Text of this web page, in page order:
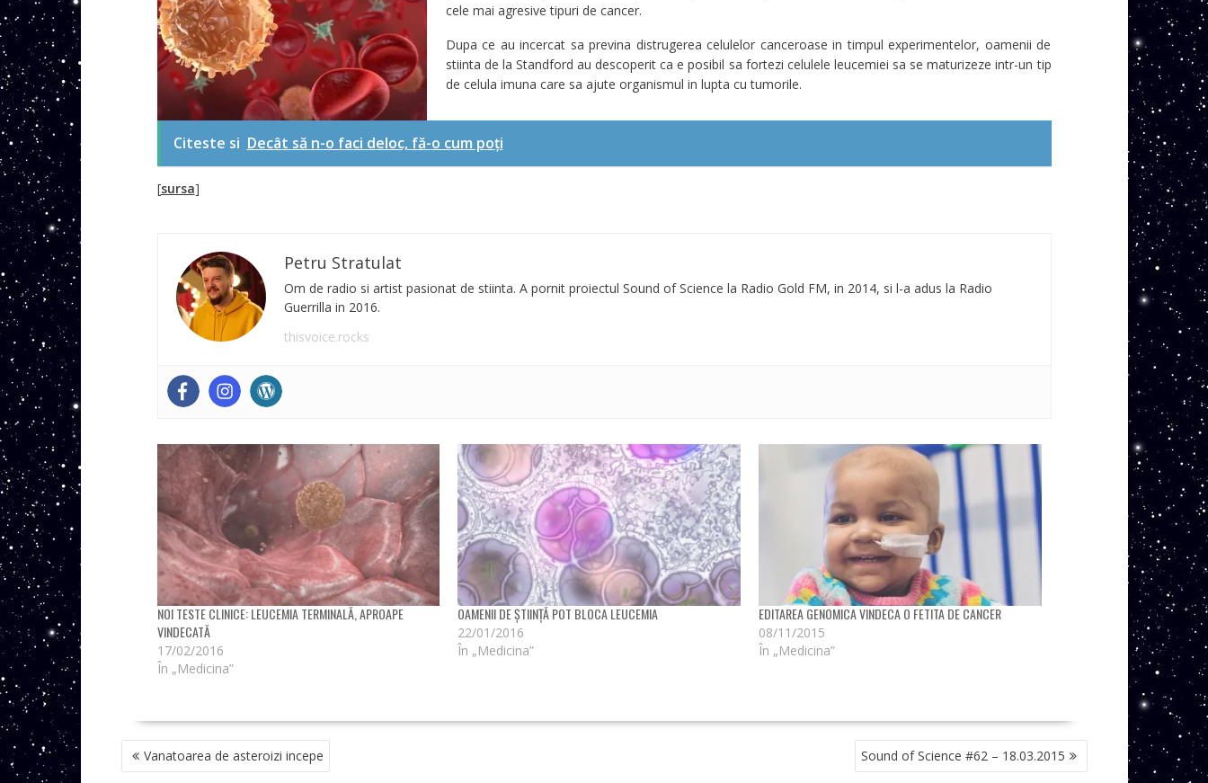
cele mai agresive tipuri de cancer.
Dupa ce au incercat sa previna distrugerea celulelor canceroase in timpul experimentelor, oamenii de
stiinta de la Standford au descoperit ca e posibil sa fortezi celulele leucemiei sa se maturizeze intr-un tip
de celula imuna care sa ajute organismul in lupta cu tumorile.
Citeste si Decât să n-o faci deloc, fă-o cum poți
[sursa]
Petru Stratulat
Om de radio si artist pasionat de stiinta. A pornit proiectul Sound of Science la Radio Gold FM, in 2014, si l-a adus la Radio
Guerrilla in 2016.
thisvoice.rocks
NOI TESTE CLINICE: LEUCEMIA TERMINALĂ, APROAPE
VINDECATĂ
17/02/2016
În „Medicina”
OAMENII DE ȘTIINȚĂ POT BLOCA LEUCEMIA
22/01/2016
În „Medicina”
EDITAREA GENOMICA VINDECA O FETITA DE CANCER
08/11/2015
În „Medicina”
NAVIGARE
ÎN Vanatoarea de asteroizi incepe Sound of Science #62 – 18.03.2015